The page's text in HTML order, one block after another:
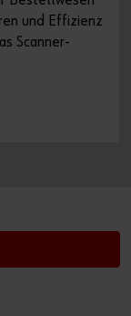
und Effizienz
Scanner-